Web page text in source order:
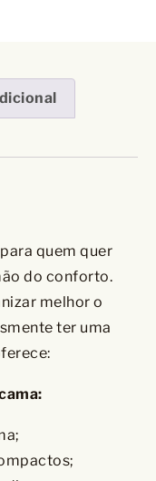
quem quer
do conforto.
melhor o
ter uma